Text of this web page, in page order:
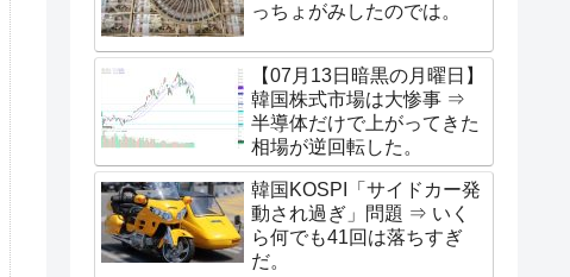
っちょがみしたのでは。
【07月13日暗黒の月曜日】
韓国株式市場は大惨事 ⇒
半導体だけで上がってきた
相場が逆回転した。
韓国KOSPI「サイドカー発
動され過ぎ」問題 ⇒ いく
ら何でも41回は落ちすぎ
だ。